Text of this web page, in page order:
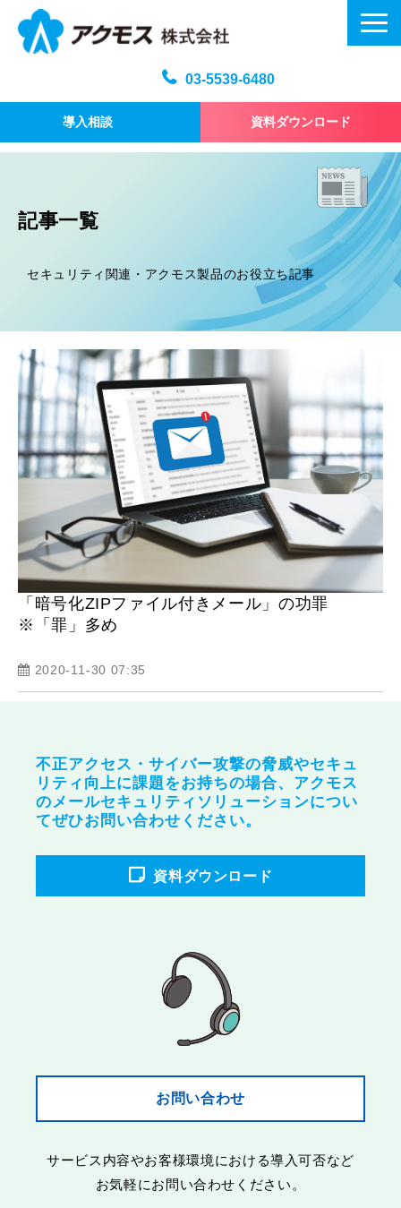
03-5539-6480
導入相談 資料ダウンロード
よくある質問
お問い合わせ
記事一覧
セキュリティ関連・アクモス製品のお役立ち記事
「暗号化ZIPファイル付きメール」の功罪
※「罪」多め
2020-11-30 07:35
不正アクセス・サイバー攻撃の脅威やセキュ
リティ向上に課題をお持ちの場合、アクモス
のメールセキュリティソリューションについ
てぜひお問い合わせください。
資料ダウンロード
お問い合わせ
サービス内容やお客様環境における導入可否など
お気軽にお問い合わせください。